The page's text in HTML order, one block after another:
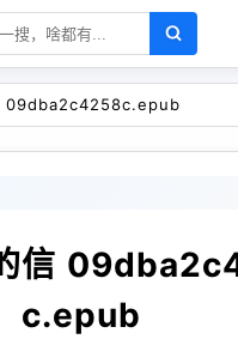
09dba2c4258c.epub
信
c.epub